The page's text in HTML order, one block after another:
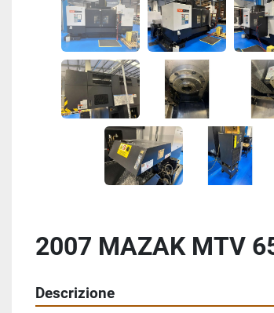
2007 MAZAK MTV
Descrizione